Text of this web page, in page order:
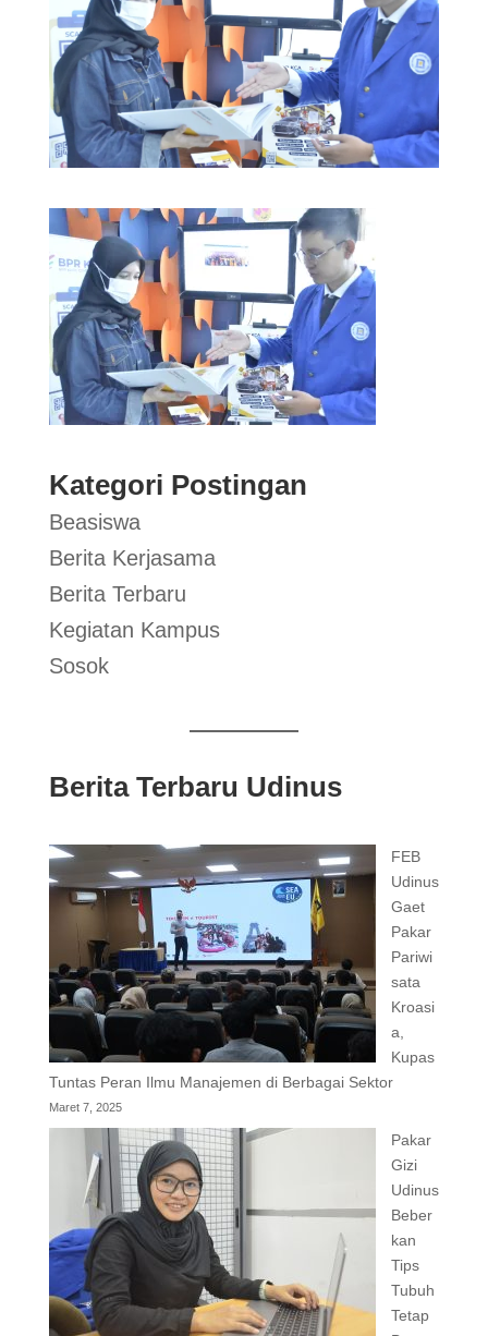
Kategori Postingan
Beasiswa
Berita Kerjasama
Berita Terbaru
Kegiatan Kampus
Sosok
Berita Terbaru Udinus
FEB
Udinus
Gaet
Pakar
Pariwi
sata
Kroasi
a,
Kupas
Tuntas Peran Ilmu Manajemen di Berbagai Sektor
Maret 7, 2025
Pakar
Gizi
Udinus
Beber
kan
Tips
Tubuh
Tetap